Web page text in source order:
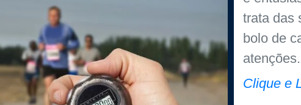
trata das
bolo de
Clique e